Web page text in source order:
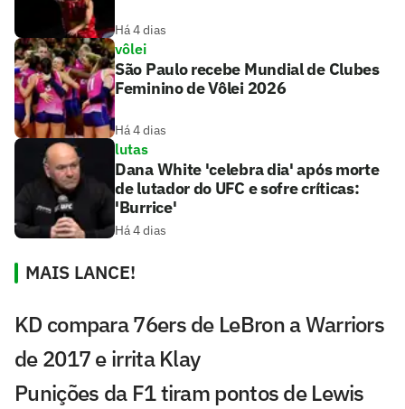
Há 4 dias
vôlei
São Paulo recebe Mundial de Clubes
Feminino de Vôlei 2026
Há 4 dias
lutas
Dana White 'celebra dia' após morte
de lutador do UFC e sofre críticas:
'Burrice'
Há 4 dias
MAIS LANCE!
KD compara 76ers de LeBron a Warriors
de 2017 e irrita Klay
Punições da F1 tiram pontos de Lewis